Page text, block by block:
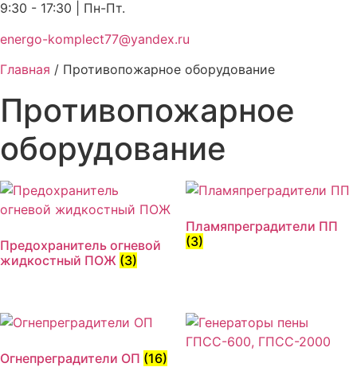
9:30 - 17:30 | Пн-Пт.
energo-komplect77@yandex.ru
Главная / Противопожарное оборудование
Противопожарное
оборудование
Предохранитель огневой
жидкостный ПОЖ (3)
Пламяпреградители ПП
(3)
Огнепреградители ОП (16)